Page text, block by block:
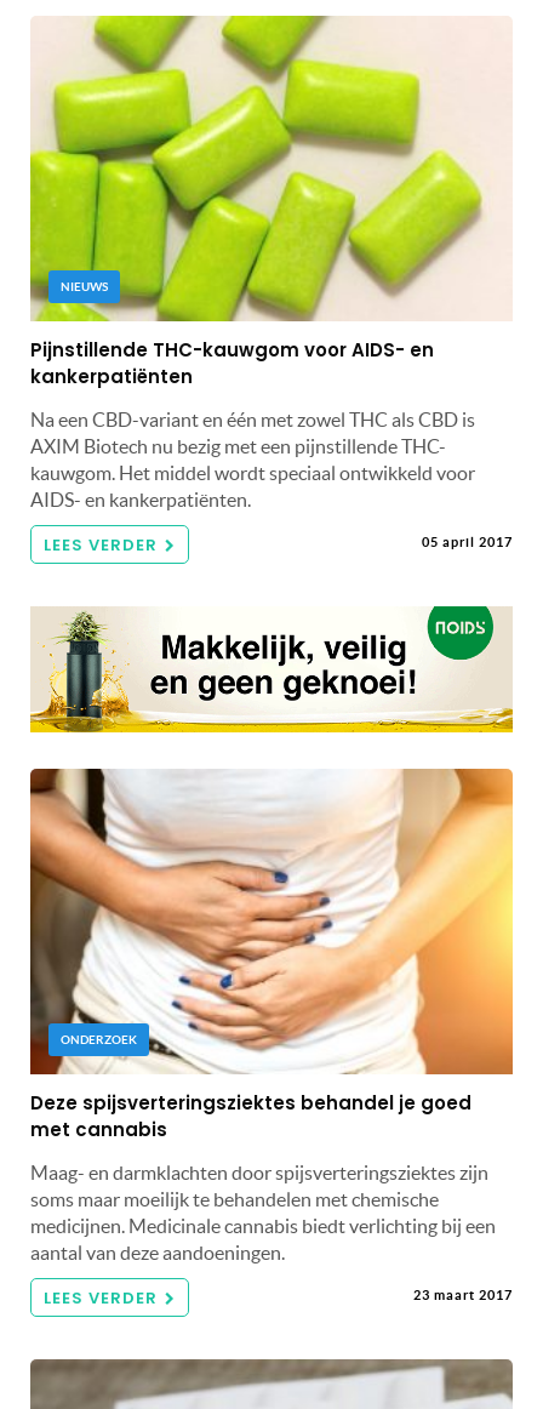
NIEUWS
Pijnstillende THC-kauwgom voor AIDS- en
kankerpatiënten
Na een CBD-variant en één met zowel THC als CBD is
AXIM Biotech nu bezig met een pijnstillende THC-
kauwgom. Het middel wordt speciaal ontwikkeld voor
AIDS- en kankerpatiënten.
LEES VERDER 05 april 2017
ONDERZOEK
Deze spijsverteringsziektes behandel je goed
met cannabis
Maag- en darmklachten door spijsverteringsziektes zijn
soms maar moeilijk te behandelen met chemische
medicijnen. Medicinale cannabis biedt verlichting bij een
aantal van deze aandoeningen.
LEES VERDER 23 maart 2017